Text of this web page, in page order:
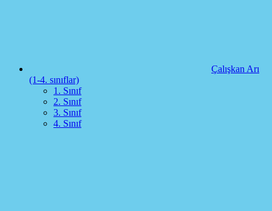
Çalışkan Arı
(1-4. sınıflar)
1. Sınıf
2. Sınıf
3. Sınıf
4. Sınıf